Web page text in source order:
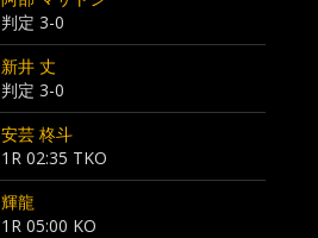
判定 3-0
新井 丈
判定 3-0
安芸 柊斗
1R 02:35 TKO
輝龍
1R 05:00 KO